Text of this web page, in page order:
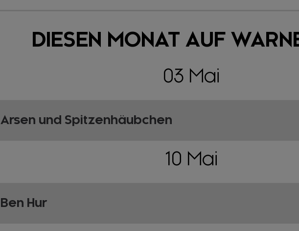
DIESEN MONAT AUF
03 Mai
Arsen und Spitzenhäubchen
10 Mai
Ben Hur